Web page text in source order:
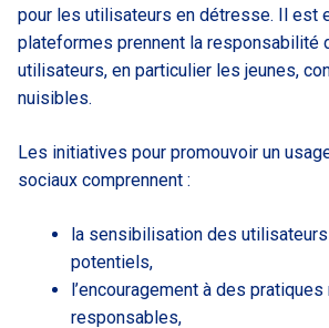
pour les utilisateurs en détresse. Il est
plateformes prennent la responsabilité
utilisateurs, en particulier les jeunes,
nuisibles.
Les initiatives pour promouvoir un
sociaux comprennent :
la sensibilisation des
potentiels,
l’encouragement à des
responsables,